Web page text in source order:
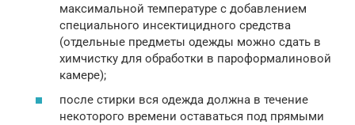
максимальной температуре с добавлением
специального инсектицидного средства
(отдельные предметы одежды можно сдать в
химчистку для обработки в пароформалиновой
камере);
после стирки вся одежда должна в течение
некоторого времени оставаться под прямыми